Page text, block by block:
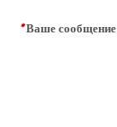
*Ваше сообщение